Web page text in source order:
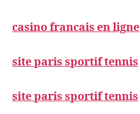
casino francais en ligne
site paris sportif tennis
site paris sportif tennis